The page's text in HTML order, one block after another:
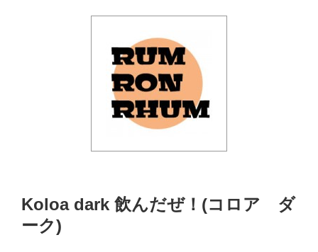
Koloa dark 飲んだぜ！(コロア ダ
ーク)